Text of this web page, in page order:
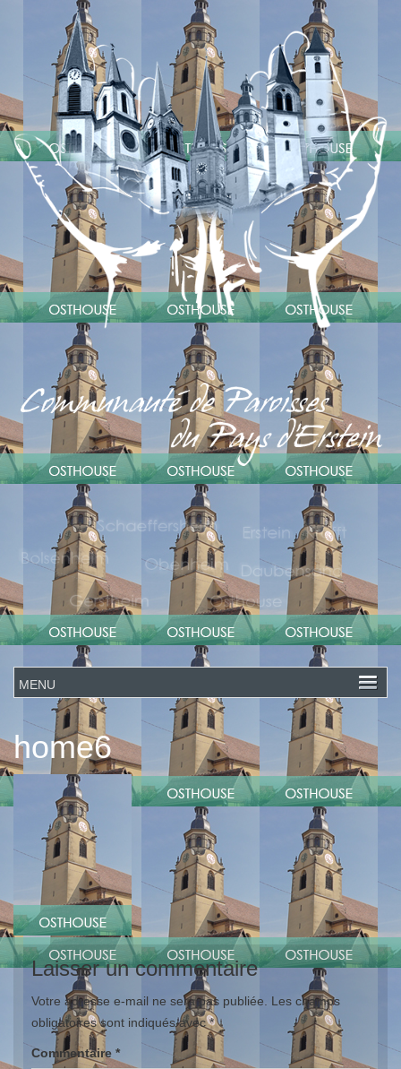
home6
Laisser un commentaire
Votre adresse e-mail ne sera pas publiée.
Les champs
obligatoires sont indiqués avec*
Commentaire *